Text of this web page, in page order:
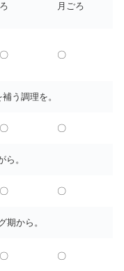
ろ
月ごろ
〇 〇
う調理を。
〇 〇
。
〇 〇
期から。
〇 〇